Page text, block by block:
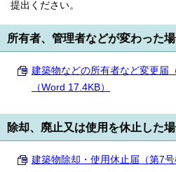
提出ください。
所有者、管理者などが変わった
建築物などの所有者など変更届
（Word 17.4KB）
除却、廃止又は使用を休止した
建築物除却・使用休止届（第7